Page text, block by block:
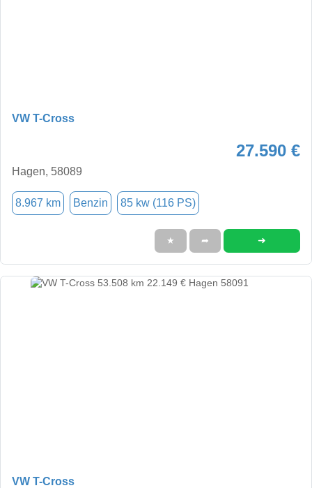
VW T-Cross
27.590 €
Hagen, 58089
8.967 km Benzin 85 kw (116 PS)
★ ➦ ➜
VW T-Cross